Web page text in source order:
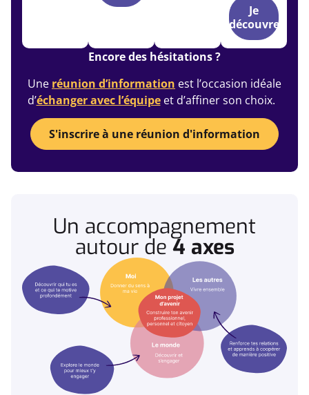
Je
découvre
Encore des hésitations ?
Une réunion d’information est l’occasion idéale
d’échanger avec l’équipeet d’affiner son choix.
S'inscrire à une réunion d'information
Un accompagnement
autour de4 axes